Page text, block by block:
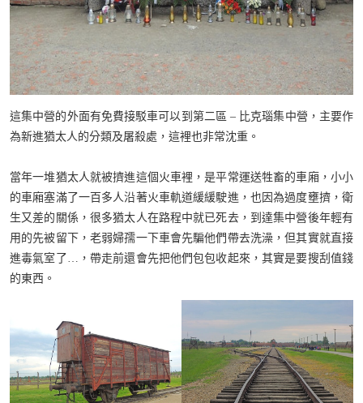
這集中營的外面有免費接駁車可以到第二區 – 比克瑙集中營，主要作
為新進猶太人的分類及屠殺處，這裡也非常沈重。
當年一堆猶太人就被擠進這個火車裡，是平常運送牲畜的車廂，小小
的車廂塞滿了一百多人沿著火車軌道緩緩駛進，也因為過度壅擠，衛
生又差的關係，很多猶太人在路程中就已死去，到達集中營後年輕有
用的先被留下，老弱婦孺一下車會先騙他們帶去洗澡，但其實就直接
進毒氣室了…，帶走前還會先把他們包包收起來，其實是要搜刮值錢
的東西。